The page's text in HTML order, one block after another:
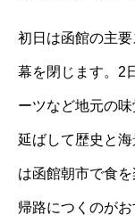
初日は函館の主
幕を閉じます。2
ーツなど地元の
延ばして歴史と
は函館朝市で食
帰路につくのがお